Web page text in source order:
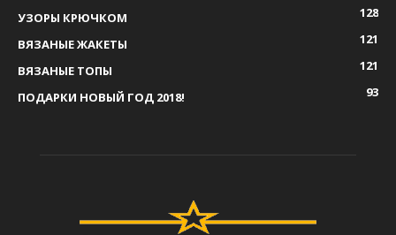
УЗОРЫ КРЮЧКОМ
128
ВЯЗАНЫЕ ЖАКЕТЫ
121
ВЯЗАНЫЕ ТОПЫ
121
ПОДАРКИ НОВЫЙ ГОД 2018!
93